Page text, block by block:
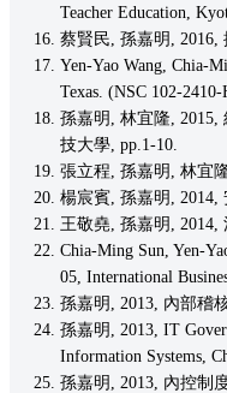
Teacher Education,
蔡賢民, 孫嘉明, 2016,
Yen-Yao Wang, Chia-
Texas. (NSC 102-
孫嘉明, 林宜隆, 2015,
技大學, pp.1-10.
張立程, 孫嘉明, 林宜
楊宸賓, 孫嘉明, 2014,
王敬堯, 孫嘉明, 2014,
Chia-Ming Sun, Yen-
05, International
孫嘉明, 2013, 內部稽
孫嘉明, 2013, IT
Information Systems,
孫嘉明, 2013, 內控制